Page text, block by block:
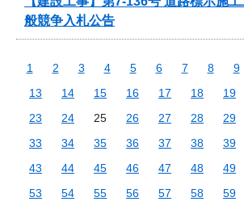
般競争入札公告
1 2 3 4 5 6 7 8 9
13
14 15 16 17 18 19
23
24 25 26 27 28 29
33
34 35 36 37 38 39
43
44 45 46 47 48 49
53
54 55 56 57 58 59